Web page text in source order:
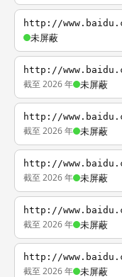
http://
未屏蔽
http://
截至 2026 年 未屏蔽
http://
截至 2026 年 未屏蔽
http://
截至 2026 年 未屏蔽
http://
截至 2026 年 未屏蔽
http://
截至 2026 年 未屏蔽